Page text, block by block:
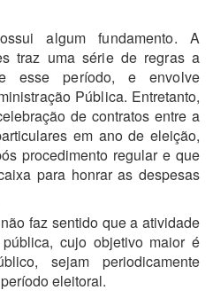
algum fundamento. A
traz uma série de regras a
esse período, e envolve
Pública. Entretanto,
de contratos entre a
em ano de eleição,
procedimento regular e que
para honrar as despesas
faz sentido que a atividade
cujo objetivo maior é
sejam periodicamente
eleitoral.